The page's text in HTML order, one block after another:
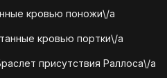
кровью поножи\/a
кровью портки\/a
присутствия Раллоса\/a